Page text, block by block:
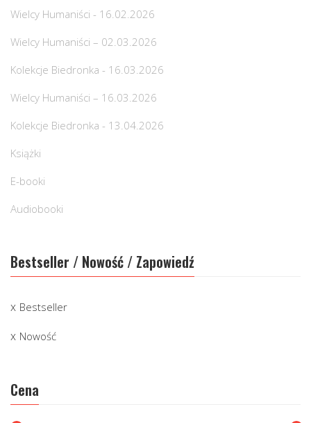
Wielcy Humaniści - 16.02.2026
Wielcy Humaniści – 02.03.2026
Kolekcje Biedronka - 16.03.2026
Wielcy Humaniści – 16.03.2026
Kolekcje Biedronka - 13.04.2026
Książki
E-booki
Audiobooki
Bestseller / Nowość / Zapowiedź
Bestseller
Nowość
Cena